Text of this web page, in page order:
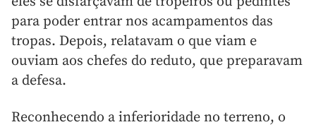
para poder entrar nos acampamentos das
tropas. Depois, relatavam o que viam e
ouviam aos chefes do reduto, que preparavam
a defesa.
Reconhecendo a inferioridade no terreno, o